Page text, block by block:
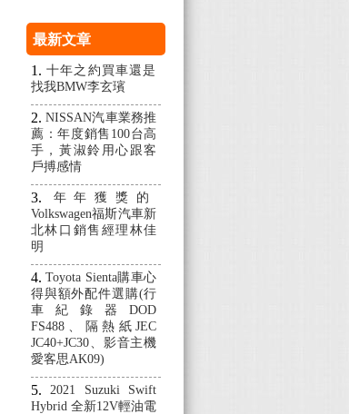
最新文章
十年之約買車還是
找我BMW李玄璸
NISSAN汽車業務推
薦：年度銷售100台高
手，黃淑鈴用心跟客
戶搏感情
年年獲獎的
Volkswagen福斯汽車新
北林口銷售經理林佳
明
Toyota Sienta購車心
得與額外配件選購(行
車紀錄器DOD
FS488、隔熱紙JEC
JC40+JC30、影音主機
愛客思AK09)
2021 Suzuki Swift
Hybrid 全新12V輕油電